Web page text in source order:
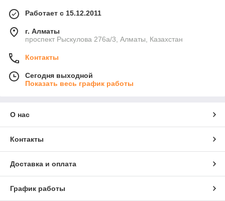
Работает с 15.12.2011
г. Алматы
проспект Рыскулова 276а/3, Алматы, Казахстан
Контакты
Сегодня выходной
Показать весь график работы
О нас
Контакты
Доставка и оплата
График работы